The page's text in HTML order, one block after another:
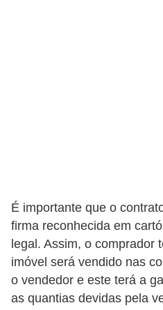
É importante que o
firma reconhecida em
legal. Assim, o comprador
imóvel será vendido nas
o vendedor e este terá a
as quantias devidas pela
r
é
d
i
t